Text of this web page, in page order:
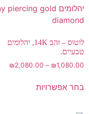
לוטוס – זהב 14K, יהלומים
טבעיים.
₪1,080.00
–
₪2,080.00
בחר אפשרויות